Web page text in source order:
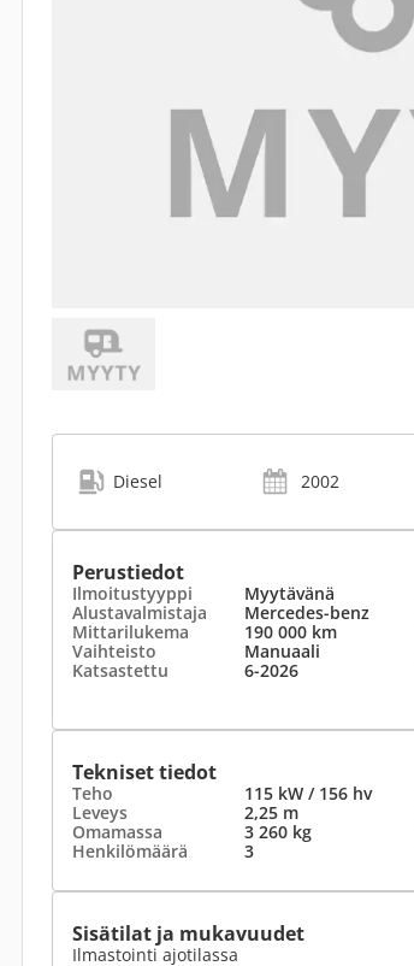
Diesel 2002
Perustiedot
Ilmoitustyyppi Myytävänä
Alustavalmistaja
Mercedes-benz
Mittarilukema
190 000 km
Vaihteisto
Manuaali
Katsastettu
6-2026
Tekniset tiedot
Teho 115 kW / 156 hv
Leveys
2,25 m
Omamassa
3 260 kg
Henkilömäärä
3
Sisätilat ja mukavuudet
Ilmastointi ajotilassa